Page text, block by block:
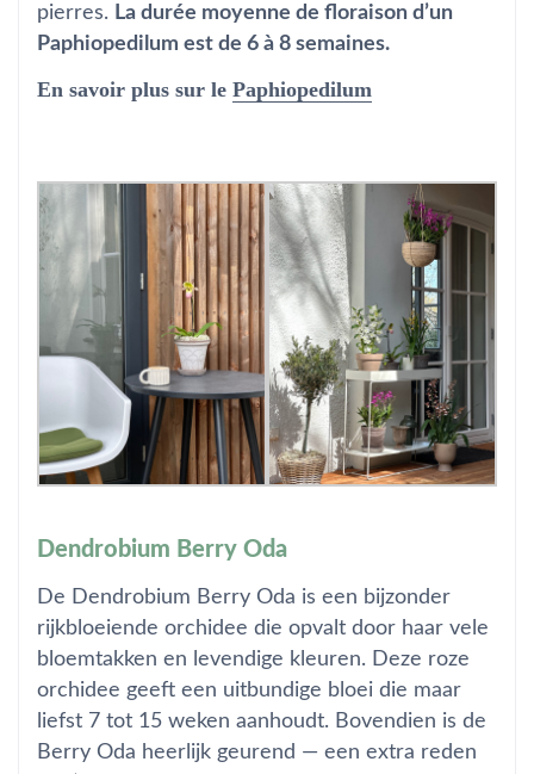
pierres. La durée moyenne de floraison d’un
Paphiopedilum est de 6 à 8 semaines.
En savoir plus sur le Paphiopedilum
Dendrobium Berry Oda
De Dendrobium Berry Oda is een bijzonder
rijkbloeiende orchidee die opvalt door haar vele
bloemtakken en levendige kleuren. Deze roze
orchidee geeft een uitbundige bloei die maar
liefst 7 tot 15 weken aanhoudt. Bovendien is de
Berry Oda heerlijk geurend — een extra reden